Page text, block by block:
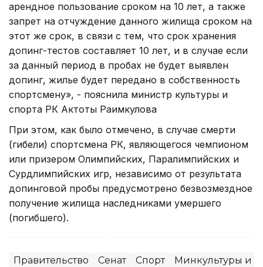
арендное пользование сроком на 10 лет, а также
запрет на отчуждение данного жилища сроком на
этот же срок, в связи с тем, что срок хранения
допинг-тестов составляет 10 лет, и в случае если
за данный период в пробах не будет выявлен
допинг, жилье будет передано в собственность
спортсмену», - пояснила министр культуры и
спорта РК Актоты Раимкулова
При этом, как было отмечено, в случае смерти
(гибели) спортсмена РК, являющегося чемпионом
или призером Олимпийских, Паралимпийских и
Сурдлимпийских игр, независимо от результата
допинговой пробы предусмотрено безвозмездное
получение жилища наследниками умершего
(погибшего).
Правительство Сенат Спорт Минкультуры и